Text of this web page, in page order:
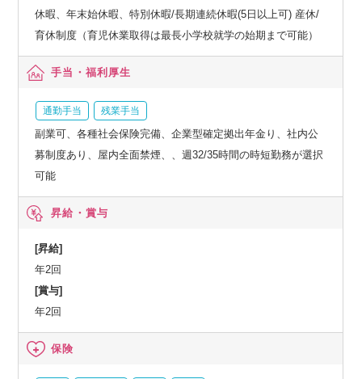
休暇、年末始休暇、特別休暇/長期連続休暇(5日以上可) 産休/
育休制度（育児休業取得は最長小学校就学の始期まで可能）
手当・福利厚生
通勤手当 残業手当
副業可、各種社会保険完備、企業型確定拠出年金り、社内公
募制度あり、屋内全面禁煙、、週32/35時間の時短勤務が選択
可能
昇給・賞与
[昇給]
年2回
[賞与]
年2回
保険